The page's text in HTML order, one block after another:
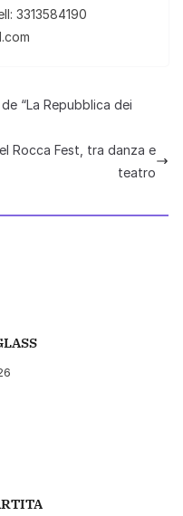
3313584190
“La Repubblica dei
Rocca Fest, tra danza e
teatro